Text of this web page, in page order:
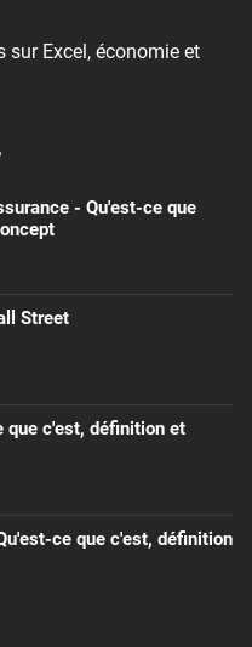
sur Excel, économie et
- Qu'est-ce que
Street
que c'est, définition et
ce que c'est, définition